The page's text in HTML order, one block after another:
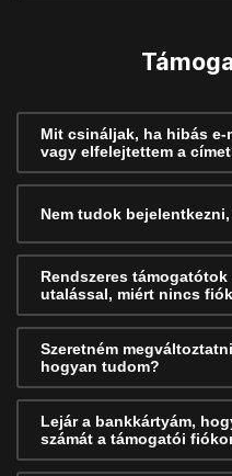
Mit csináljak, ha hibás e-
vagy elfelejtettem a
Nem tudok
Rendszeres
utalással, miért nincs
Szeretném
hogyan tudom?
Lejár a bankkártyám,
számát a támogatói